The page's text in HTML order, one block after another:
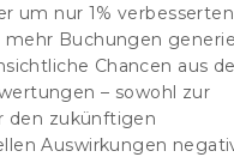
um nur 1% verbesserten
mehr Buchungen
Chancen aus
– sowohl zur
den zukünftigen
Auswirkungen